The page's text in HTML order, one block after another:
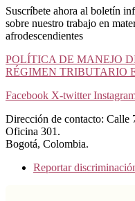
Suscríbete ahora al boletín
sobre nuestro trabajo en
afrodescendientes
POLÍTICA DE MANEJO
RÉGIMEN TRIBUTARIO
Facebook X-twitter
Dirección de contacto: Calle
Oficina 301.
Bogotá, Colombia.
Reportar